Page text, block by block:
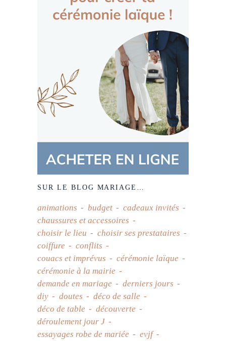
SUR LE BLOG MARIAGE…
animations budget
cadeaux invités
chaussures et accessoires
choisir le lieu
choisir ses prestataires
coiffure
conflits
couacs et imprévus
cérémonie laïque
cérémonie à la mairie
demande en mariage
derniers jours
diy
doutes
déco de salle
déco de table
découverte
déroulement jour J
essayages robe de mariée
evjf